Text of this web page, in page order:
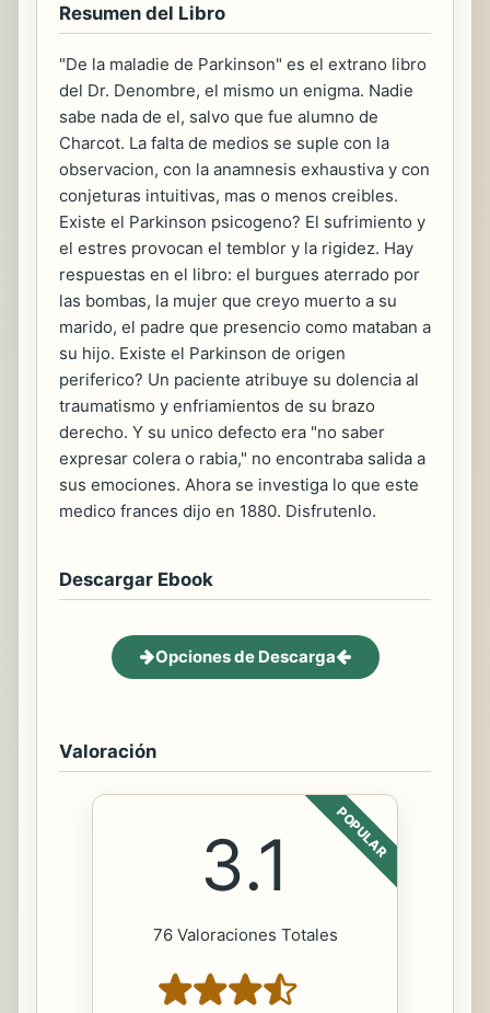
Resumen del Libro
"De la maladie de Parkinson" es el extrano libro
del Dr. Denombre, el mismo un enigma. Nadie
sabe nada de el, salvo que fue alumno de
Charcot. La falta de medios se suple con la
observacion, con la anamnesis exhaustiva y con
conjeturas intuitivas, mas o menos creibles.
Existe el Parkinson psicogeno? El sufrimiento y
el estres provocan el temblor y la rigidez. Hay
respuestas en el libro: el burgues aterrado por
las bombas, la mujer que creyo muerto a su
marido, el padre que presencio como mataban a
su hijo. Existe el Parkinson de origen
periferico? Un paciente atribuye su dolencia al
traumatismo y enfriamientos de su brazo
derecho. Y su unico defecto era "no saber
expresar colera o rabia," no encontraba salida a
sus emociones. Ahora se investiga lo que este
medico frances dijo en 1880. Disfrutenlo.
Descargar Ebook
Opciones de Descarga
Valoración
POPULAR
3.1
76 Valoraciones Totales